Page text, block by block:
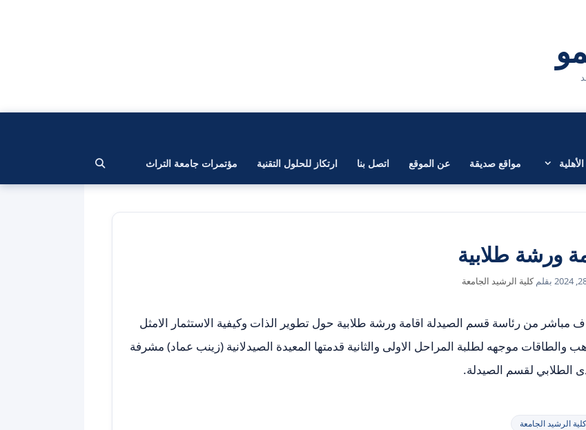
مواقع صديقة عن الموقع اتصل بنا ارتكاز للحلول التقنية مؤتمرات جامعة التراث
ورشة طلابية
بقلمكلية الرشيد الجامعة
مباشر من رئاسة قسم الصيدلة اقامة ورشة طلابية حول تطوير الذات وكيفية الاستثمار الامثل
والطاقات موجهه لطلبة المراحل الاولى والثانية قدمتها المعيدة الصيدلانية (زينب عماد) مشرفة
الطلابي لقسم الصيدلة.
كلية الرشيد الجامعة